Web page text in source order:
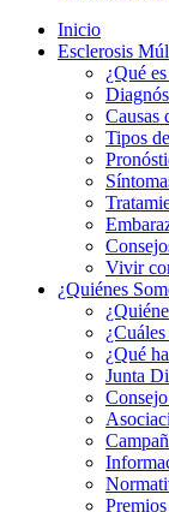
Inicio
Esclerosis
¿Qué
Causas
Tipos
Vivir
¿Quiénes
¿Qué
Junta